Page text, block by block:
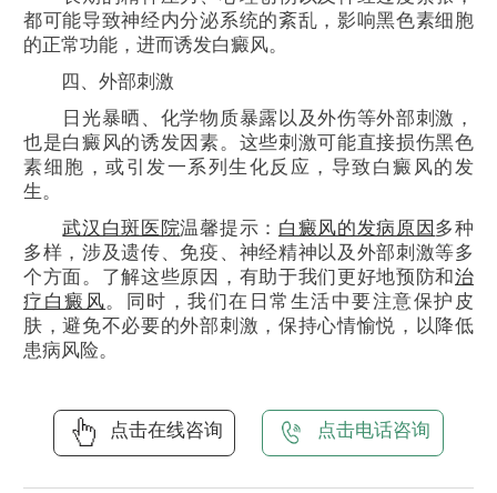
都可能导致神经内分泌系统的紊乱，影响黑色素细胞
的正常功能，进而诱发白癜风。
四、外部刺激
日光暴晒、化学物质暴露以及外伤等外部刺激，
也是白癜风的诱发因素。这些刺激可能直接损伤黑色
素细胞，或引发一系列生化反应，导致白癜风的发
生。
武汉白斑医院温馨提示： 白癜风的发病原因 多种
多样，涉及遗传、免疫、神经精神以及外部刺激等多
个方面。了解这些原因，有助于我们更好地预防和治
疗白癜风。同时，我们在日常生活中要注意保护皮
肤，避免不必要的外部刺激，保持心情愉悦，以降低
患病风险。
点击在线咨询 点击电话咨询